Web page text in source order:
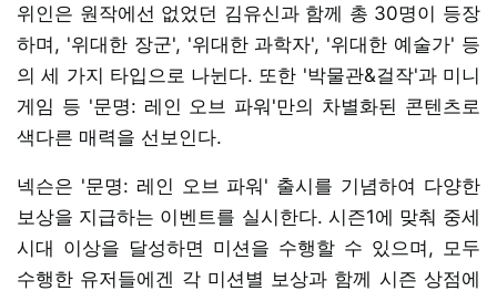
위인은 원작에선 없었던 김유신과 함께 총 30명이 등장
하며, '위대한 장군', '위대한 과학자', '위대한 예술가' 등
의 세 가지 타입으로 나뉜다. 또한 '박물관&걸작'과 미니
게임 등 '문명: 레인 오브 파워'만의 차별화된 콘텐츠로
색다른 매력을 선보인다.
넥슨은 '문명: 레인 오브 파워' 출시를 기념하여 다양한
보상을 지급하는 이벤트를 실시한다. 시즌1에 맞춰 중세
시대 이상을 달성하면 미션을 수행할 수 있으며, 모두
수행한 유저들에겐 각 미션별 보상과 함께 시즌 상점에